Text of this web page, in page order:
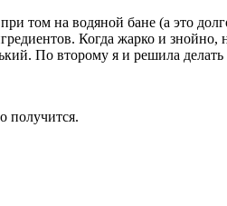
том на водяной бане (а это
Когда жарко и знойно,
По второму я и решила делать
получится.